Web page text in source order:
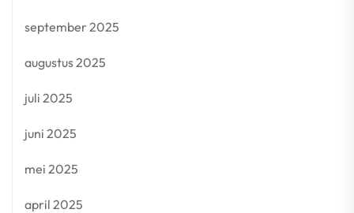
september 2025
augustus 2025
juli 2025
juni 2025
mei 2025
april 2025